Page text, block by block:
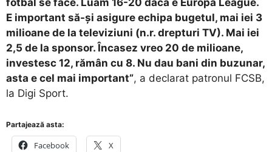
E important să-și asigure echipa bugetul, mai iei 3
milioane de la televiziuni (n.r. drepturi TV). Mai iei
2,5 de la sponsor. Încasez vreo 20 de milioane,
investesc 12, rămân cu 8. Nu dau bani din buzunar,
asta e cel mai important”, a declarat patronul FCSB,
la Digi Sport.
Partajează asta:
Facebook X